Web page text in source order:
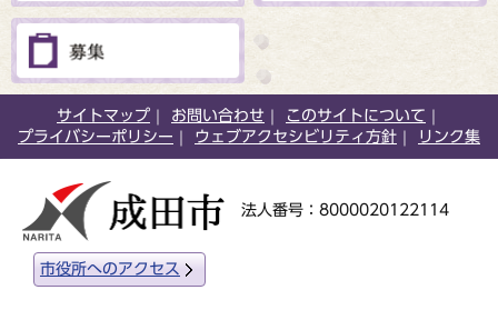
サイトマップ お問い合わせ
このサイトについて
プライバシーポリシー
ウェブアクセシビリティ方針 リンク集
法人番号：8000020122114
市役所へのアクセス